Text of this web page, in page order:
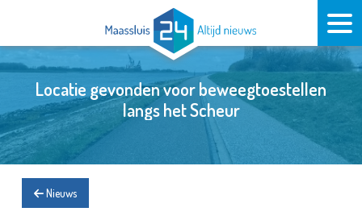
Locatie gevonden voor beweegtoestellen
langs het Scheur
Nieuws